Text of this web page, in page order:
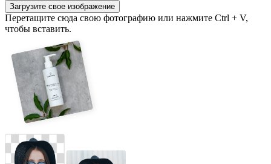
Загрузите свое изображение
Перетащите сюда свою фотографию или нажмите Ctrl + V,
чтобы вставить.